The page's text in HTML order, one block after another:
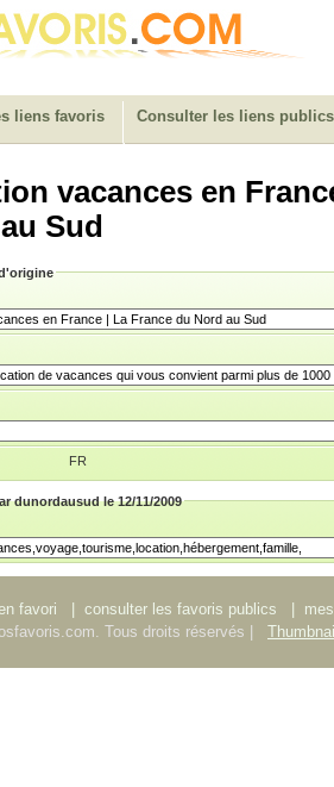
liens favoris Consulter les liens publics
vacances en
Sud
FR
dunordausud le 12/11/2009
favori | consulter les favoris publics |
Tous droits réservés |